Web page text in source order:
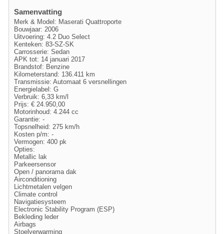
Samenvatting
Merk & Model: Maserati Quattroporte
Bouwjaar: 2006
Uitvoering: 4.2 Duo Select
Kenteken: 83-SZ-SK
Carrosserie: Sedan
APK tot: 14 januari 2017
Brandstof: Benzine
Kilometerstand: 136.411 km
Transmissie: Automaat 6 versnellingen
Energielabel: G
Verbruik: 6,33 km/l
Prijs: € 24.950,00
Motorinhoud: 4.244 cc
Garantie: -
Topsnelheid: 275 km/h
Kosten p/m: -
Vermogen: 400 pk
Opties:
Metallic lak
Parkeersensor
Open / panorama dak
Airconditioning
Lichtmetalen velgen
Climate control
Navigatiesysteem
Electronic Stability Program (ESP)
Bekleding leder
Airbags
Stoelverwarming